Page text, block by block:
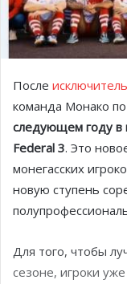
После
команда Монако
следующем году в
Federal 3. Это
монегасских
новую ступень
Для того, чтобы
сезоне, игроки